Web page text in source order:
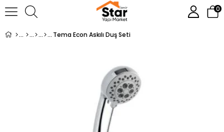
0
Tema Econ Askılı Duş Seti